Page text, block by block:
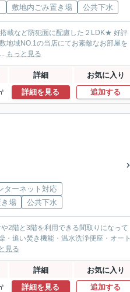
敷地内ごみ置き場 公共下水
載など防犯面に配慮した２LDK★ 好評
地域NO.1の当店にてお素敵なお部屋を
もっと見る
詳細 お気に入り
詳細を見る 追加する
ターネット対応
場
公共下水
2階と3階を利用できる間取りになって
追い焚き機能・温水洗浄便座・オート
見る
詳細 お気に入り
詳細を見る 追加する